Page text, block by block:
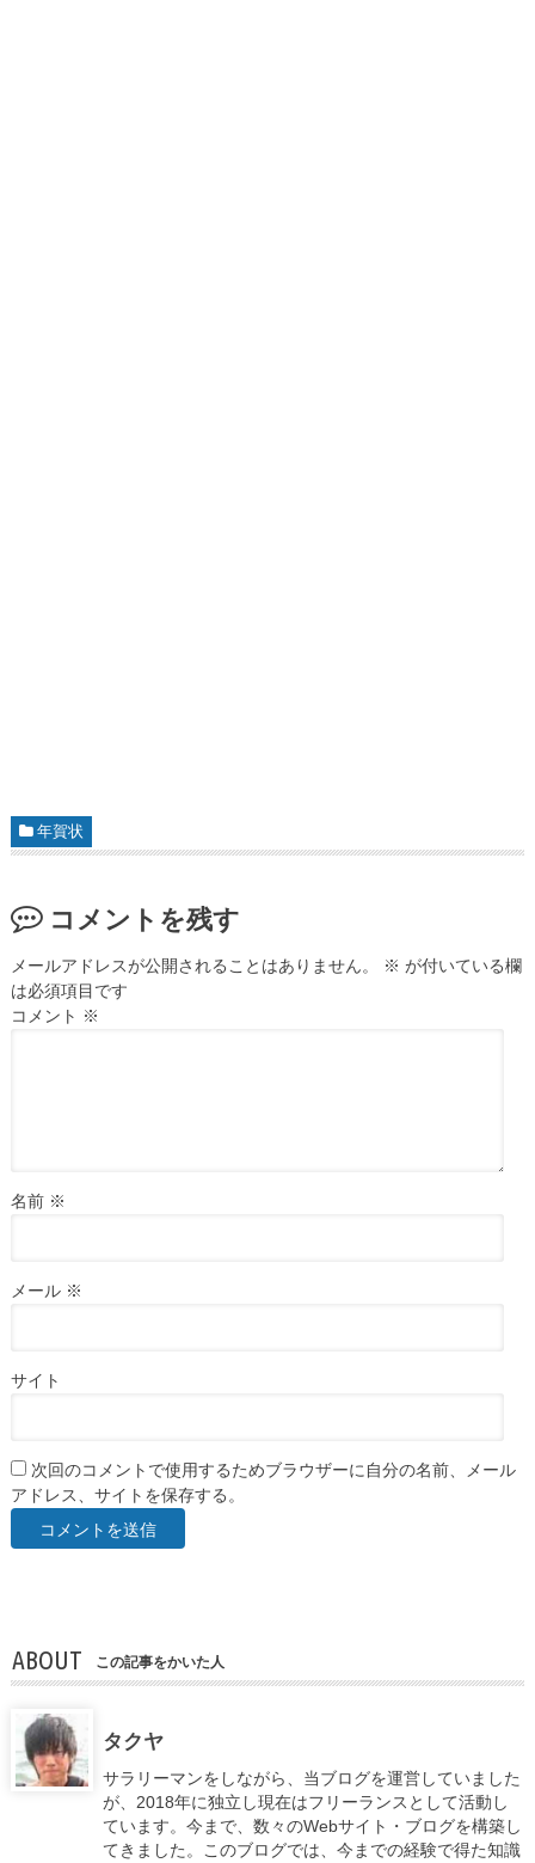
年賀状
コメントを残す
メールアドレスが公開されることはありません。 ※ が付いている欄
は必須項目です
コメント ※
名前 ※
メール ※
サイト
次回のコメントで使用するためブラウザーに自分の名前、メール
アドレス、サイトを保存する。
ABOUT この記事をかいた人
タクヤ
サラリーマンをしながら、当ブログを運営していました
が、2018年に独立し現在はフリーランスとして活動し
ています。今まで、数々のWebサイト・ブログを構築し
てきました。このブログでは、今までの経験で得た知識